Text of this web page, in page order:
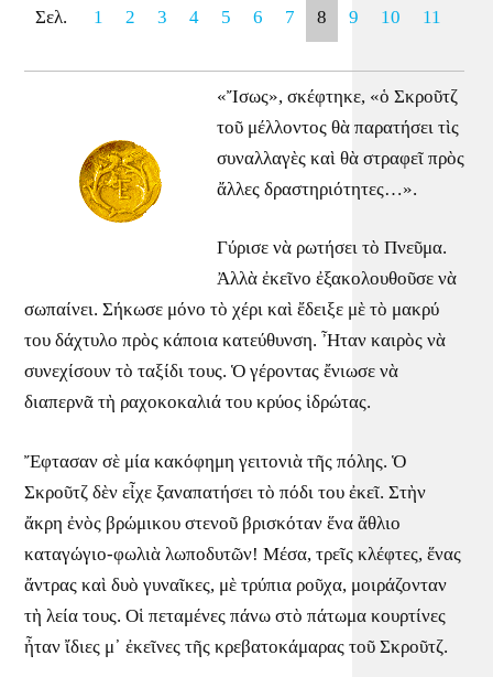
Σελ. 1 2 3 4 5 6 7 8 9 10 11
«Ἴσως», σκέφτηκε, «ὁ Σκροῦτζ
τοῦ μέλλοντος θὰ παρατήσει τὶς
συναλλαγὲς καὶ θὰ στραφεῖ πρὸς
ἄλλες δραστηριότητες…».
Γύρισε νὰ ρωτήσει τὸ Πνεῦμα.
Ἀλλὰ ἐκεῖνο ἐξακολουθοῦσε νὰ
σωπαίνει. Σήκωσε μόνο τὸ χέρι καὶ ἔδειξε μὲ τὸ μακρύ
του δάχτυλο πρὸς κάποια κατεύθυνση. Ἦταν καιρὸς νὰ
συνεχίσουν τὸ ταξίδι τους. Ὁ γέροντας ἔνιωσε νὰ
διαπερνᾶ τὴ ραχοκοκαλιά του κρύος ἱδρώτας.
Ἔφτασαν σὲ μία κακόφημη γειτονιὰ τῆς πόλης. Ὁ
Σκροῦτζ δὲν εἶχε ξαναπατήσει τὸ πόδι του ἐκεῖ. Στὴν
ἄκρη ἐνὸς βρώμικου στενοῦ βρισκόταν ἕνα ἄθλιο
καταγώγιο-φωλιὰ λωποδυτῶν! Μέσα, τρεῖς κλέφτες, ἕνας
ἄντρας καὶ δυὸ γυναῖκες, μὲ τρύπια ροῦχα, μοιράζονταν
τὴ λεία τους. Οἱ πεταμένες πάνω στὸ πάτωμα κουρτίνες
ἦταν ἴδιες μ᾿ ἐκεῖνες τῆς κρεβατοκάμαρας τοῦ Σκροῦτζ.